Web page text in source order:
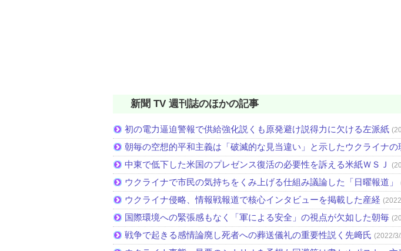
新聞 TV 週刊誌のほかの記事
初の電力逼迫警報で供給強化説くも原発避け説得力に欠ける左派紙
朝毎の空想的平和主義は「破滅的な見当違い」と示したウクライナの
中東で低下した米国のプレゼンス復活の必要性を訴える米紙ＷＳＪ
ウクライナで市民の気持ちをくみ上げる仕組み議論した「日曜報道」
ウクライナ侵略、情報戦報道で核心インタビューを掲載した産経
国際環境への緊張感もなく「軍による安全」の視点が欠如した朝毎
戦争で起きる感情論廃し死者への葬送儀礼の重要性説く先﨑氏 (2022/